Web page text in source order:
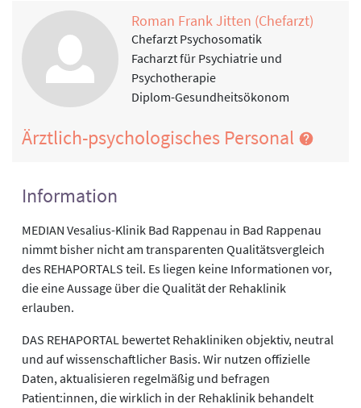
Roman Frank Jitten (Chefarzt)
Chefarzt Psychosomatik
Facharzt für Psychiatrie und
Psychotherapie
Diplom-Gesundheitsökonom
Ärztlich-psychologisches Personal
Information
MEDIAN Vesalius-Klinik Bad Rappenau in Bad Rappenau
nimmt bisher nicht am transparenten Qualitätsvergleich
des REHAPORTALS teil. Es liegen keine Informationen vor,
die eine Aussage über die Qualität der Rehaklinik
erlauben.
DAS REHAPORTAL bewertet Rehakliniken objektiv, neutral
und auf wissenschaftlicher Basis. Wir nutzen offizielle
Daten, aktualisieren regelmäßig und befragen
Patient:innen, die wirklich in der Rehaklinik behandelt